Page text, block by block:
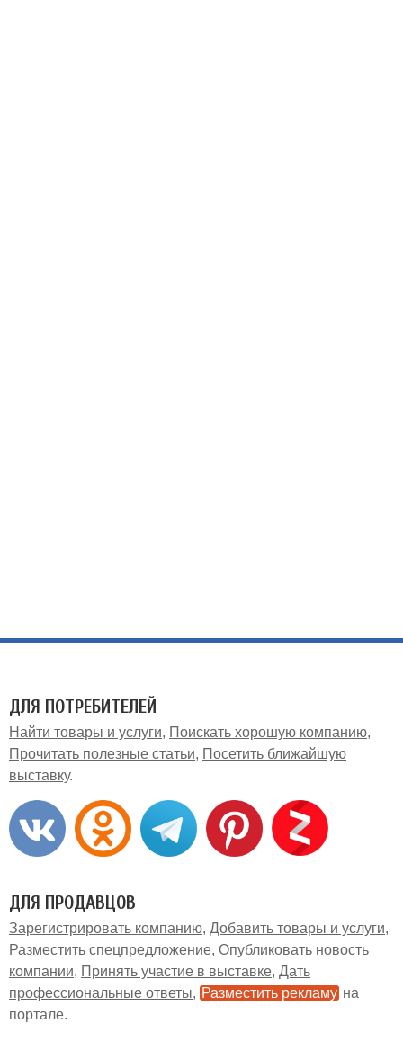
ДЛЯ ПОТРЕБИТЕЛЕЙ
Найти товары и услуги
Поискать хорошую компанию
Прочитать полезные статьи
Посетить ближайшую
выставку
ДЛЯ ПРОДАВЦОВ
Зарегистрировать компанию Добавить товары и услуги
Разместить спецпредложение Опубликовать новость
компании
Принять участие в выставке Дать
профессиональные ответы
Разместить рекламу на
портале